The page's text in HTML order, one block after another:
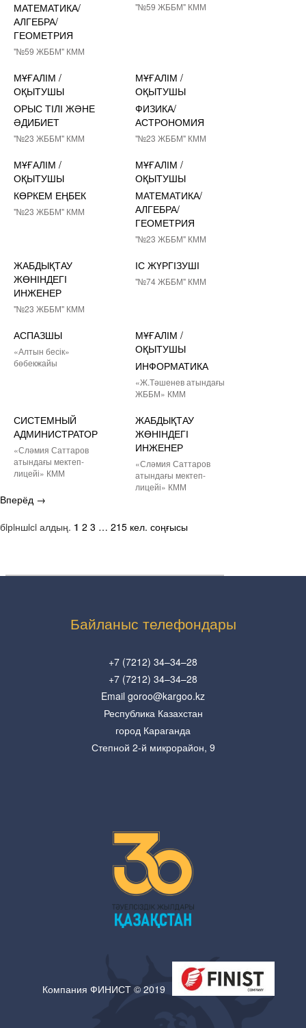
МАТЕМАТИКА/
АЛГЕБРА/
ГЕОМЕТРИЯ
"№59 ЖББМ" КММ
"№59 ЖББМ" КММ
МҰҒАЛІМ /
ОҚЫТУШЫ
ОРЫС ТІЛІ ЖӘНЕ
ӘДИБИЕТ
"№23 ЖББМ" КММ
МҰҒАЛІМ /
ОҚЫТУШЫ
ФИЗИКА/
АСТРОНОМИЯ
"№23 ЖББМ" КММ
МҰҒАЛІМ /
ОҚЫТУШЫ
КӨРКЕМ ЕҢБЕК
"№23 ЖББМ" КММ
МҰҒАЛІМ /
ОҚЫТУШЫ
МАТЕМАТИКА/
АЛГЕБРА/
ГЕОМЕТРИЯ
"№23 ЖББМ" КММ
ЖАБДЫҚТАУ
ЖӨНІНДЕГІ
ИНЖЕНЕР
"№23 ЖББМ" КММ
ІС ЖҮРГІЗУШІ
"№74 ЖББМ" КММ
АСПАЗШЫ
«Алтын бесік»
бөбекжайы
МҰҒАЛІМ /
ОҚЫТУШЫ
ИНФОРМАТИКА
«Ж.Тәшенев атындағы
ЖББМ» КММ
СИСТЕМНЫЙ
АДМИНИСТРАТОР
«Сләмия Саттаров
атындағы мектеп-
лицейі» КММ
ЖАБДЫҚТАУ
ЖӨНІНДЕГІ
ИНЖЕНЕР
«Сләмия Саттаров
атындағы мектеп-
лицейі» КММ
Вперёд →
бiрiншiсi алдың. 1 2 3 … 215 кел. соңғысы
Байланыс телефондары
+7 (7212) 34–34–28
+7 (7212) 34–34–28
Email goroo@kargoo.kz
Республика Казахстан
город Караганда
Степной 2-й микрорайон, 9
Компания ФИНИСТ © 2019